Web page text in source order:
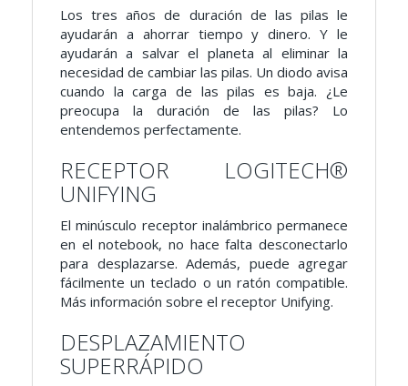
Los tres años de duración de las pilas le
ayudarán a ahorrar tiempo y dinero. Y le
ayudarán a salvar el planeta al eliminar la
necesidad de cambiar las pilas. Un diodo avisa
cuando la carga de las pilas es baja. ¿Le
preocupa la duración de las pilas? Lo
entendemos perfectamente.
RECEPTOR LOGITECH®
UNIFYING
El minúsculo receptor inalámbrico permanece
en el notebook, no hace falta desconectarlo
para desplazarse. Además, puede agregar
fácilmente un teclado o un ratón compatible.
Más información sobre el receptor Unifying.
DESPLAZAMIENTO
SUPERRÁPIDO